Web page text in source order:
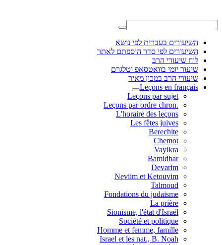
השיעורים בעברית לפי נושא
השיעורים לפי סדר הוספתם לאתר
לוח שיעורי הרב
שיעור יומי בוואטסאפ וטלגרם
שיעורי הרב במכון מאיר
Leçons en français
Leçons par sujet
.Leçons par ordre chron
L'horaire des leçons
Les fêtes juives
Berechite
Chemot
Vayikra
Bamidbar
Devarim
Neviim et Ketouvim
Talmoud
Fondations du judaisme
La prière
Sionisme, l'état d'Israël
Société et politique
Homme et femme, famille
Israel et les nat., B. Noah